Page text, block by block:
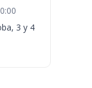
3 y 4